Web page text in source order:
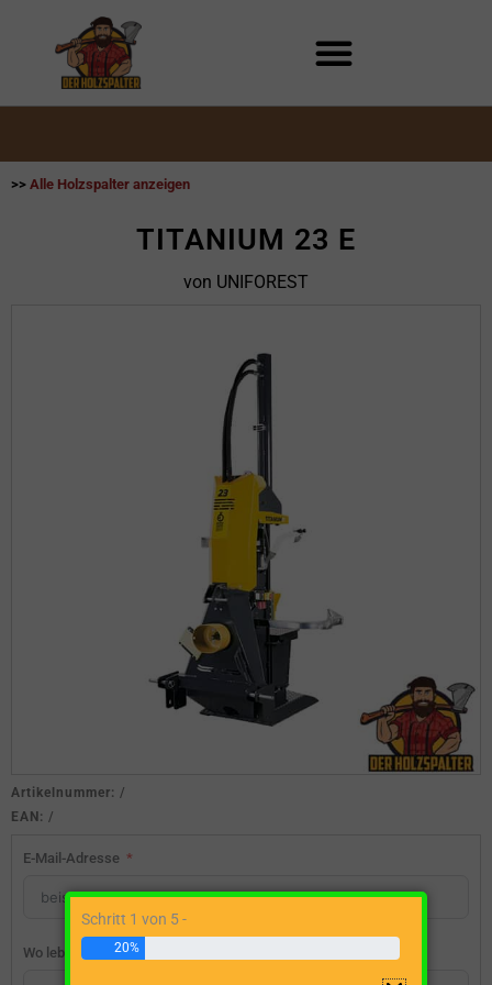
>> Alle Holzspalter anzeigen
TITANIUM 23 E
von UNIFOREST
Artikelnummer: /
EAN: /
E-Mail-Adresse
Wo lebst du?
Schritt 1 von 5 -
20%